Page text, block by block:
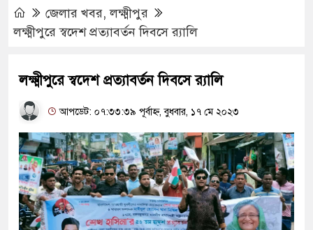
জেলার খবর,লক্ষ্মীপুর
লক্ষ্মীপুরে স্বদেশ প্রত্যাবর্তন দিবসে র‍্যালি
লক্ষ্মীপুরে স্বদেশ প্রত্যাবর্তন দিবসে র‍্যালি
আপডেট: ০৭:৩৩:৩৯ পূর্বাহ্ন, বুধবার, ১৭ মে ২০২৩